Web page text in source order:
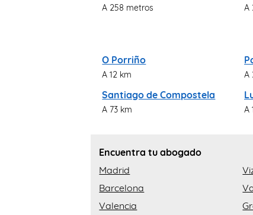
A 258 metros
A
O Porriño
A 12 km A
Santiago de Compostela
A 73 km A
Encuentra tu abogado
Madrid
Barcelona
Valencia